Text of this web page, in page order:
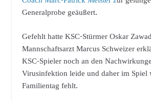
Generalprobe geäußert.
Gefehlt hatte KSC-Stürmer Oskar
Mannschaftsarzt Marcus Schweizer
KSC-Spieler noch an den
Virusinfektion leide und daher im Spiel
Familientag fehlt.